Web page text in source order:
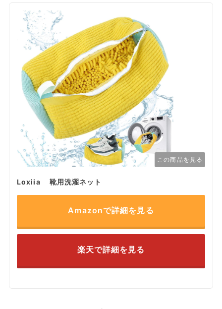
この商品を見る
Loxiia 靴用洗濯ネット
Amazonで詳細を見る
楽天で詳細を見る